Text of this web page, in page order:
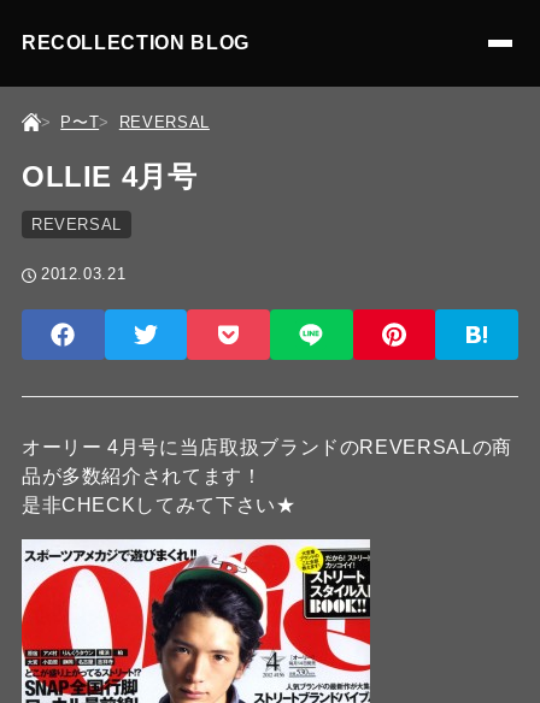
RECOLLECTION BLOG
P〜T REVERSAL
OLLIE 4月号
REVERSAL
2012.03.21
オーリー 4月号に当店取扱ブランドのREVERSALの商
品が多数紹介されてます！
是非CHECKしてみて下さい★